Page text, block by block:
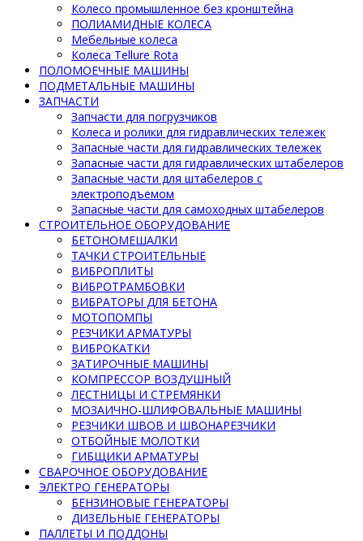
Колесо промышленное без кронштейна
ПОЛИАМИДНЫЕ КОЛЕСА
Мебельные колеса
Колеса Tellure Rota
ПОЛОМОЕЧНЫЕ МАШИНЫ
ПОДМЕТАЛЬНЫЕ МАШИНЫ
ЗАПЧАСТИ
Запчасти для погрузчиков
Колеса и ролики для гидравлических тележек
Запасные части для гидравлических тележек
Запасные части для гидравлических штабелеров
Запасные части для штабелеров с
электроподъемом
Запасные части для самоходных штабелеров
СТРОИТЕЛЬНОЕ ОБОРУДОВАНИЕ
БЕТОНОМЕШАЛКИ
ТАЧКИ СТРОИТЕЛЬНЫЕ
ВИБРОПЛИТЫ
ВИБРОТРАМБОВКИ
ВИБРАТОРЫ ДЛЯ БЕТОНА
МОТОПОМПЫ
РЕЗЧИКИ АРМАТУРЫ
ВИБРОКАТКИ
ЗАТИРОЧНЫЕ МАШИНЫ
КОМПРЕССОР ВОЗДУШНЫЙ
ЛЕСТНИЦЫ И СТРЕМЯНКИ
МОЗАИЧНО-ШЛИФОВАЛЬНЫЕ МАШИНЫ
РЕЗЧИКИ ШВОВ И ШВОНАРЕЗЧИКИ
ОТБОЙНЫЕ МОЛОТКИ
ГИБЩИКИ АРМАТУРЫ
СВАРОЧНОЕ ОБОРУДОВАНИЕ
ЭЛЕКТРО ГЕНЕРАТОРЫ
БЕНЗИНОВЫЕ ГЕНЕРАТОРЫ
ДИЗЕЛЬНЫЕ ГЕНЕРАТОРЫ
ПАЛЛЕТЫ И ПОДДОНЫ